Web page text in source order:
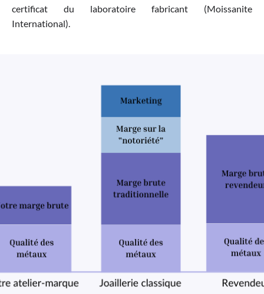
certificat du laboratoire fabricant (Moissanite
International).